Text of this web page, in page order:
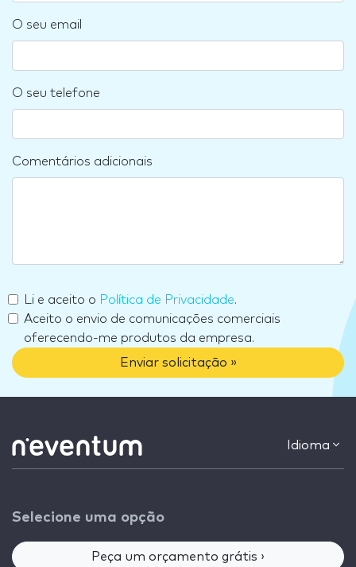
O seu email
O seu telefone
Comentários adicionais
Li e aceito o Política de Privacidade.
Aceito o envio de comunicações comerciais
oferecendo-me produtos da empresa.
Enviar solicitação »
Idioma
Selecione uma opção
Peça um orçamento grátis ›